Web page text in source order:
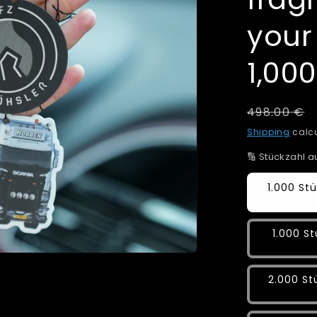
Regular
price
498.00 €
Shipping
🔢 Stückzahl
1.000
1.000
2.000